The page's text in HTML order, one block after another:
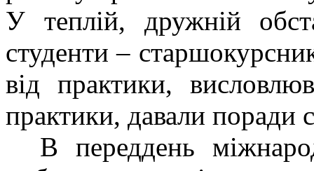
У теплій, дружній
студенти –
від практики,
практики, давали поради
В переддень